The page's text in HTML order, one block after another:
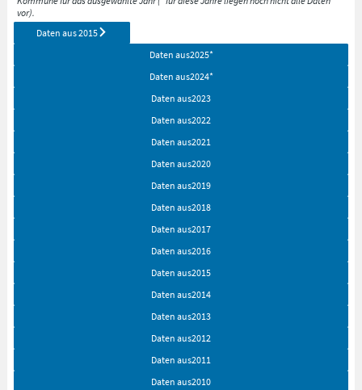
vor).
Daten aus2015
Daten aus2025*
Daten aus2024*
Daten aus2023
Daten aus2022
Daten aus2021
Daten aus2020
Daten aus2019
Daten aus2018
Daten aus2017
Daten aus2016
Daten aus2015
Daten aus2014
Daten aus2013
Daten aus2012
Daten aus2011
Daten aus2010